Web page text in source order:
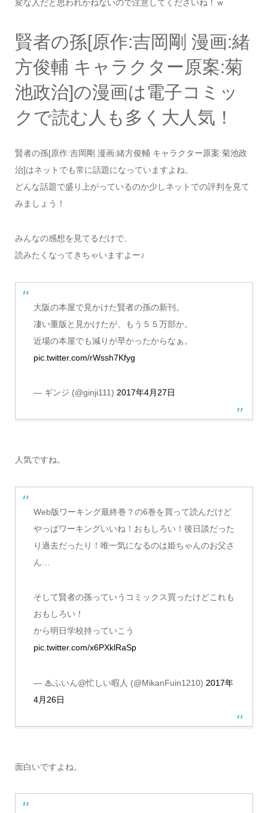
変な人だと思われかねないので注意してくださいね！ｗ
賢者の孫[原作:吉岡剛 漫画:緒
方俊輔 キャラクター原案:菊
池政治]の漫画は電子コミッ
クで読む人も多く大人気！
賢者の孫[原作:吉岡剛 漫画:緒方俊輔 キャラクター原案:菊池政
治]はネットでも常に話題になっていますよね。
どんな話題で盛り上がっているのか少しネットでの評判を見て
みましょう！
みんなの感想を見てるだけで、
読みたくなってきちゃいますよー♪
大阪の本屋で見かけた賢者の孫の新刊。
凄い重版と見かけたが、もう５５万部か。
近場の本屋でも減りが早かったからなぁ。
pic.twitter.com/rWssh7Kfyg
— ギンジ (@ginji111) 2017年4月27日
人気ですね。
Web版ワーキング最終巻？の6巻を買って読んだけど
やっぱワーキングいいね！おもしろい！後日談だった
り過去だったり！唯一気になるのは姫ちゃんのお父さ
ん…
そして賢者の孫っていうコミックス買ったけどこれも
おもしろい！
から明日学校持っていこう
pic.twitter.com/x6PXklRaSp
— ♨ふいん@忙しい暇人 (@MikanFuin1210) 2017年
4月26日
面白いですよね。